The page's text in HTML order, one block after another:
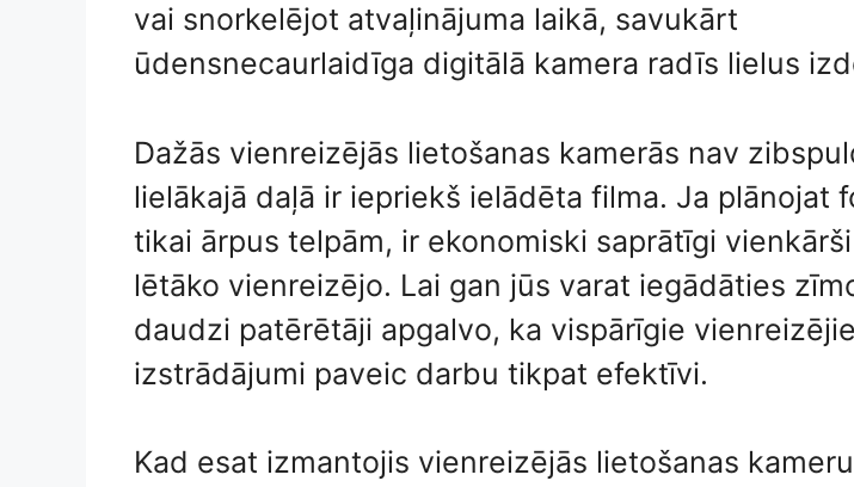
vai snorkelējot atvaļinājuma laikā, savukārt
ūdensnecaurlaidīga digitālā kamera radīs lielus
Dažās vienreizējās lietošanas kamerās nav
lielākajā daļā ir iepriekš ielādēta filma. Ja plānojat
tikai ārpus telpām, ir ekonomiski saprātīgi
lētāko vienreizējo. Lai gan jūs varat iegādāties
daudzi patērētāji apgalvo, ka vispārīgie vienreizējie
izstrādājumi paveic darbu tikpat efektīvi.
Kad esat izmantojis vienreizējās lietošanas